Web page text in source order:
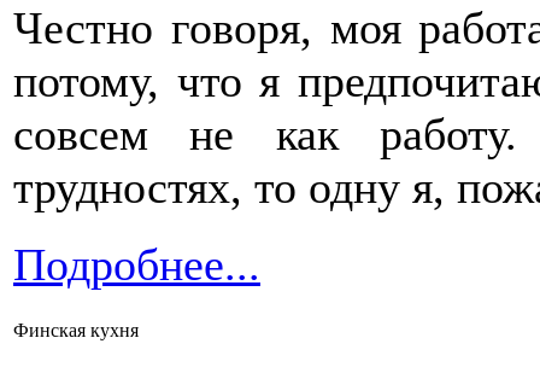
Честно говоря, моя
потому, что я
совсем не как
трудностях, то одну я,
Подробнее...
Финская кухня